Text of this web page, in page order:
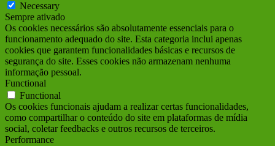
Necessary
Sempre ativado
Os cookies necessários são absolutamente essenciais para o
funcionamento adequado do site. Esta categoria inclui apenas
cookies que garantem funcionalidades básicas e recursos de
segurança do site. Esses cookies não armazenam nenhuma
informação pessoal.
Functional
Functional
Os cookies funcionais ajudam a realizar certas funcionalidades,
como compartilhar o conteúdo do site em plataformas de mídia
social, coletar feedbacks e outros recursos de terceiros.
Performance